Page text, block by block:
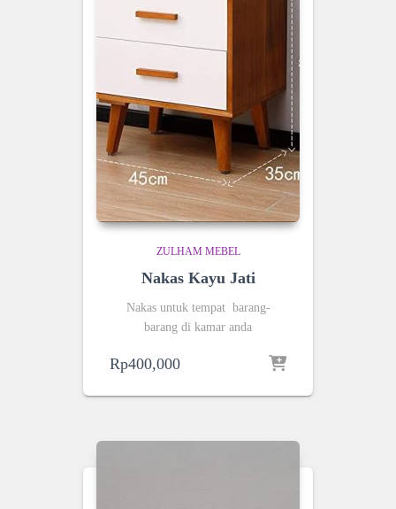
ZULHAM MEBEL
Nakas Kayu Jati
Nakas untuk tempat barang-
barang di kamar anda
Rp400,000